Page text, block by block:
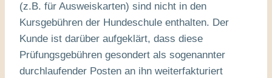
(z.B. für Ausweiskarten) sind nicht in den
Kursgebühren der Hundeschule enthalten. Der
Kunde ist darüber aufgeklärt, dass diese
Prüfungsgebühren gesondert als sogenannter
durchlaufender Posten an ihn weiterfakturiert